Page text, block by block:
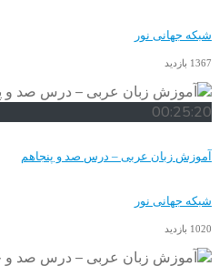
شبکه جهانی نور
1367 بازدید
00:25:20
آموزش زبان عربی – درس صد و پنجاهم
شبکه جهانی نور
1020 بازدید